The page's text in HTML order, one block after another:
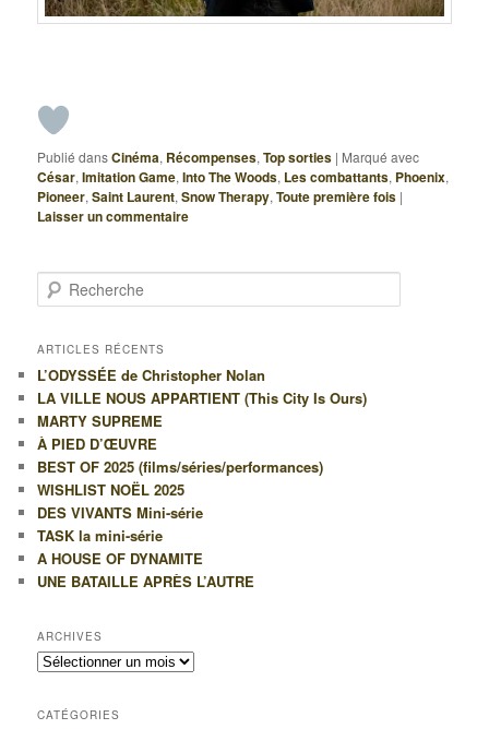
Publié dansCinéma, Récompenses,Top sorties | Marqué avec
César,Imitation Game,Into The Woods, Les combattants, Phoenix,
Pioneer,Saint Laurent,Snow Therapy,Toute première fois |
Laisser un commentaire
e
h
r
c
h
e
ARTICLES RÉCENTS
L’ODYSSÉE de Christopher Nolan
LA VILLE NOUS APPARTIENT (This City Is Ours)
MARTY SUPREME
À PIED D’ŒUVRE
BEST OF 2025 (films/séries/performances)
WISHLIST NOËL 2025
DES VIVANTS Mini-série
TASK la mini-série
A HOUSE OF DYNAMITE
UNE BATAILLE APRÈS L’AUTRE
ARCHIVES
Archives
CATÉGORIES